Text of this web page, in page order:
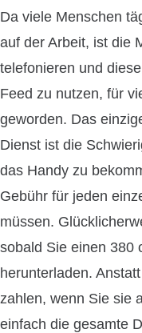
Da viele Menschen
auf der Arbeit, ist die
telefonieren und
Feed zu nutzen, für
geworden. Das
Dienst ist die
das Handy zu
Gebühr für jeden
müssen.
sobald Sie einen 380
herunterladen.
zahlen, wenn Sie sie
einfach die gesamte